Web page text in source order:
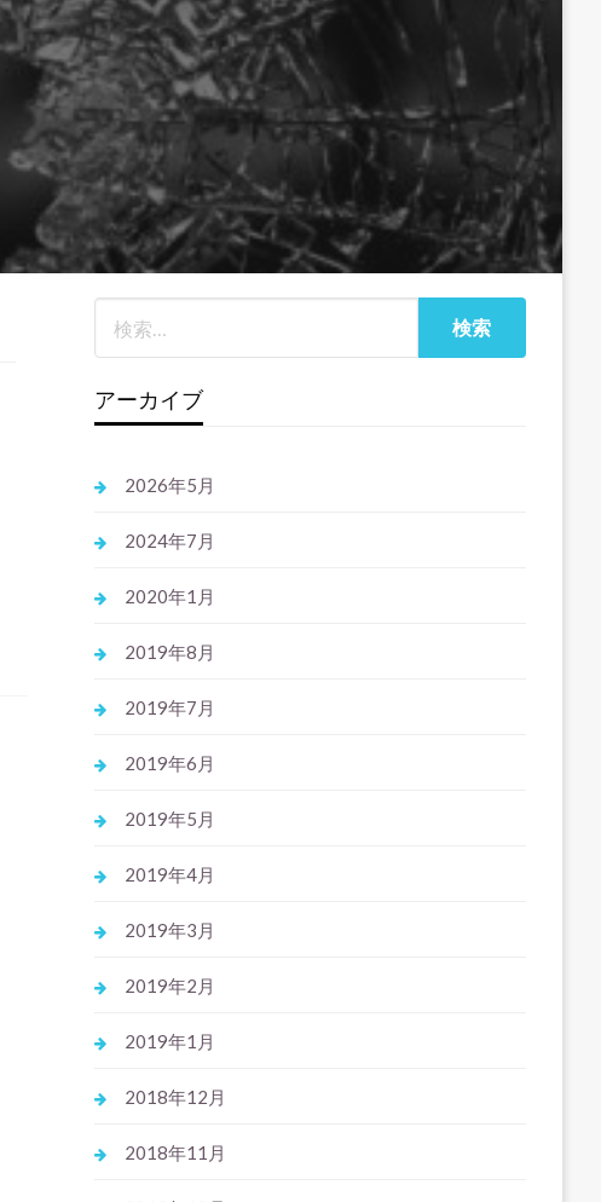
アーカイブ
2026年5月
2024年7月
2020年1月
2019年8月
2019年7月
2019年6月
2019年5月
2019年4月
2019年3月
2019年2月
2019年1月
2018年12月
2018年11月